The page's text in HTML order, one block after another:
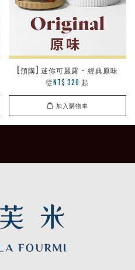
[預購] 迷你可麗露 - 經典原味
從 NT$ 320 起
加入購物車